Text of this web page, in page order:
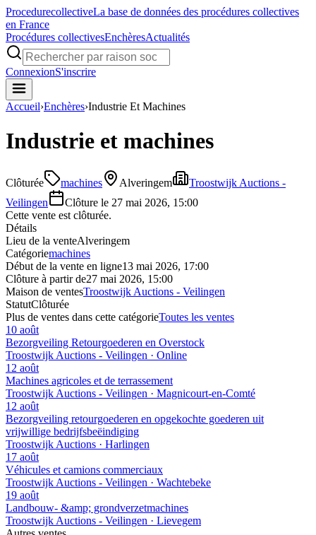
ProcedurecollectiveLa base de données des procédures collectives
en France
Procédures collectivesEnchèresActualités
ConnexionS'inscrire
Accueil›Enchères›Industrie Et Machines
Industrie et machines
Clôturée machines Alveringem
Troostwijk Auctions -
Veilingen
Clôture le 27 mai 2026, 15:00
Cette vente est clôturée.
Détails
Lieu de la venteAlveringem
Catégoriemachines
Début de la vente en ligne13 mai 2026, 17:00
Clôture à partir de27 mai 2026, 15:00
Maison de ventesTroostwijk Auctions - Veilingen
StatutClôturée
Plus de ventes dans cette catégorieToutes les ventes
10 août
Bezorgveiling Retourgoederen en Overstock
Troostwijk Auctions - Veilingen · Online
12 août
Machines agricoles et de terrassement
Troostwijk Auctions - Veilingen · Magnicourt-en-Comté
12 août
Bezorgveiling retourgoederen en opgekochte goederen uit
vrijwillige bedrijfsbeëindiging
Troostwijk Auctions · Harlingen
17 août
Véhicules et camions commerciaux
Troostwijk Auctions - Veilingen · Wachtebeke
19 août
Landbouw- &amp; grondverzetmachines
Troostwijk Auctions - Veilingen · Lievegem